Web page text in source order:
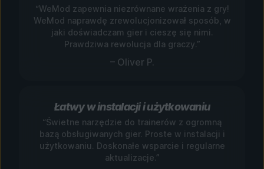
“WeMod zapewnia niezrównane wrażenia z gry!
WeMod naprawdę zrewolucjonizował sposób, w
jaki doświadczam gier i cieszę się nimi.
Prawdziwa rewolucja dla graczy.”
– Oliver P.
Łatwy w instalacji i użytkowaniu
“Świetne narzędzie do trainerów z ogromną
bazą obsługiwanych gier. Proste w instalacji i
użytkowaniu. Doskonałe wsparcie i regularne
aktualizacje.”